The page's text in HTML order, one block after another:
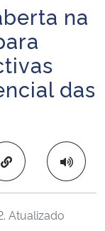
na
das
Copiar para área
. Atualizado